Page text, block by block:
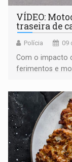
VÍDEO:
traseira de
Polícia 09
​Com o impacto
ferimentos e